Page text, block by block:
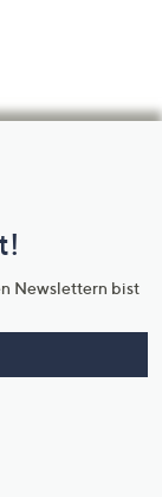
Newslettern bist